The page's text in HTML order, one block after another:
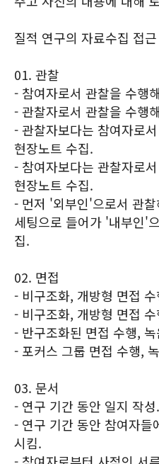
질적 연구의 자료수집 접근
01. 관찰
- 참여자로서 관찰을 수행
- 관찰자로서 관찰을 수행
- 관찰자보다는 참여자로
현장노트 수집.
- 참여자보다는 관찰자로
현장노트 수집.
- 먼저 '외부인'으로서 관
세팅으로 들어가 '내부인'
집.
02. 면접
- 비구조화, 개방형 면접
- 비구조화, 개방형 면접
- 반구조화된 면접 수행,
- 포커스 그룹 면접 수행,
03. 문서
- 연구 기간 동안 일지 작성.
- 연구 기간 동안 참여자들
시킴.